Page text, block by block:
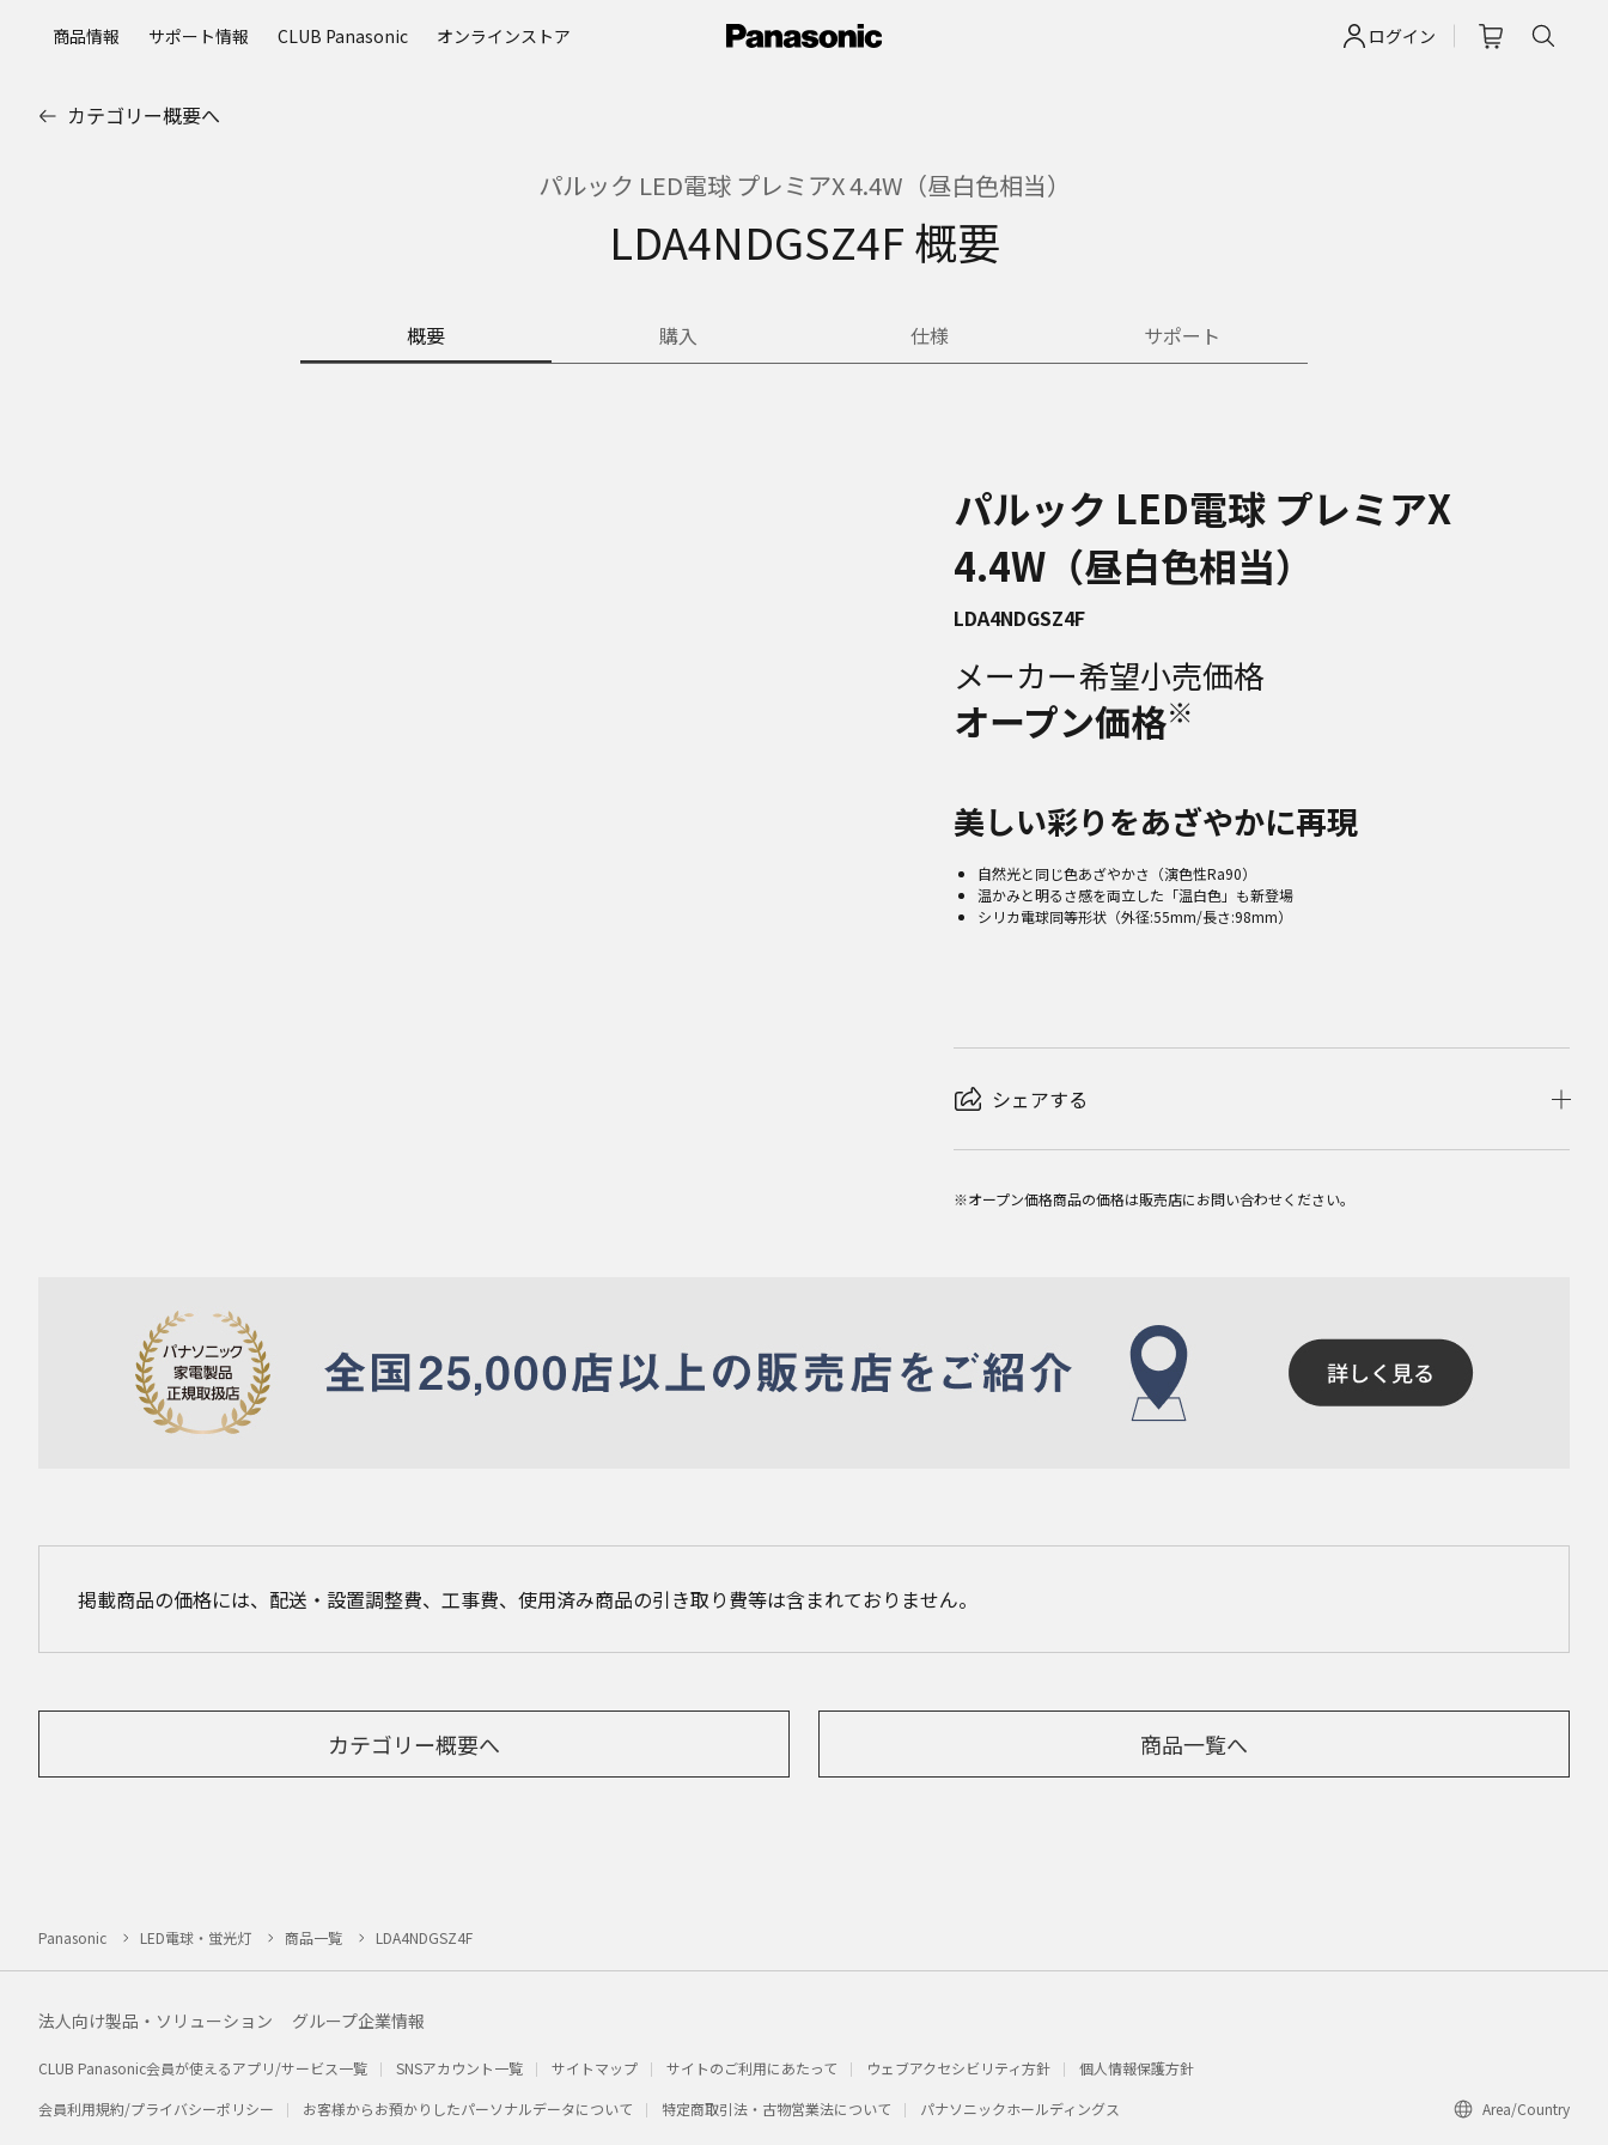
ログイン
商品情報 サポート情報 CLUB Panasonic オンラインストア
カテゴリー概要へ
パルック LED電球 プレミアX 4.4W（昼白色相当）
LDA4NDGSZ4F 概要
概要 購入 仕様 サポート
パルック LED電球 プレミアX
4.4W（昼白色相当）
LDA4NDGSZ4F
メーカー希望小売価格
オープン価格※
美しい彩りをあざやかに再現
自然光と同じ色あざやかさ（演色性Ra90）
温かみと明るさ感を両立した「温白色」も新登場
シリカ電球同等形状（外径:55mm/長さ:98mm）
シェアする
※オープン価格商品の価格は販売店にお問い合わせください。
掲載商品の価格には、配送・設置調整費、工事費、使用済み商品の引き取り費等は含まれておりません。
カテゴリー概要へ 商品一覧へ
Panasonic LED電球・蛍光灯 商品一覧 LDA4NDGSZ4F
法人向け製品・ソリューション グループ企業情報
CLUB Panasonic会員が使えるアプリ/サービス一覧 SNSアカウント一覧 サイトマップ サイトのご利用にあたって ウェブアクセシビリティ方針
個人情報保護方針
会員利用規約/プライバシーポリシー
お客様からお預かりしたパーソナルデータについて 特定商取引法・古物営業法について パナソニックホールディングス Area/Country